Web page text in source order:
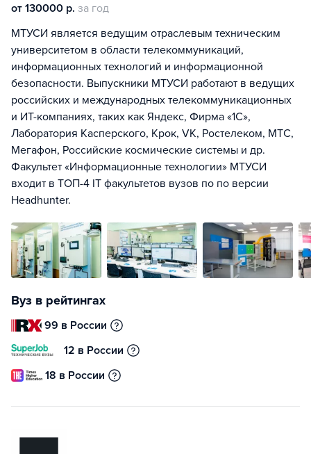
от 130000 р. за год
МТУСИ является ведущим отраслевым техническим
университетом в области телекоммуникаций,
информационных технологий и информационной
безопасности. Выпускники МТУСИ работают в ведущих
российских и международных телекоммуникационных
и ИТ-компаниях, таких как Яндекс, Фирма «1С»,
Лаборатория Касперского, Крок, VK, Ростелеком, МТС,
Мегафон, Российские космические системы и др.
Факультет «Информационные технологии» МТУСИ
входит в ТОП-4 IT факультетов вузов по по версии
Headhunter.
Вуз в рейтингах
99 в России
12 в России
18 в России